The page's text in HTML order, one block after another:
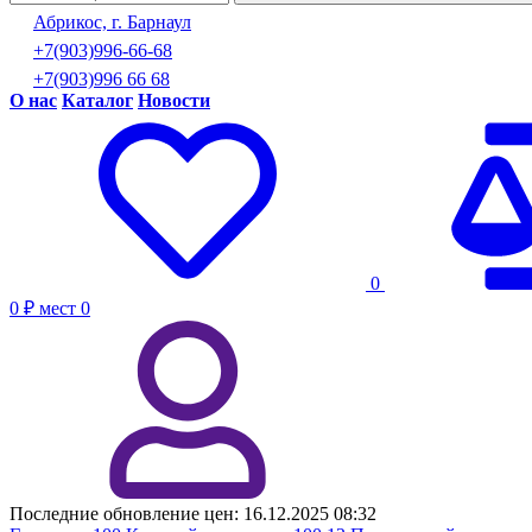
Абрикос, г. Барнаул
+7(903)996-66-68
+7(903)996 66 68
О нас Каталог Новости
0
0 ₽ мест 0
Последние обновление цен: 16.12.2025 08:32